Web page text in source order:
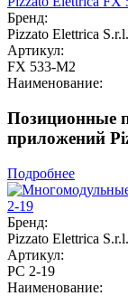
Бренд:
Pizzato Elettrica S.r.l.
Артикул:
FX 533-M2
Наименование:
Позиционные
приложений
Подробнее
Бренд:
Pizzato Elettrica S.r.l.
Артикул:
PC 2-19
Наименование: